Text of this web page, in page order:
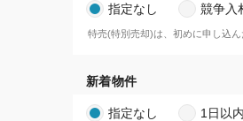
指定なし 競争入
特売(特別売却)は、初めに申し込
新着物件
指定なし 1日以内